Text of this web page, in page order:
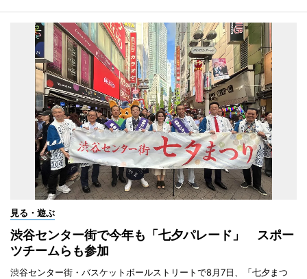
見る・遊ぶ
渋谷センター街で今年も「七夕パレード」 スポー
ツチームらも参加
渋谷センター街・バスケットボールストリートで8月7日、「七夕まつ